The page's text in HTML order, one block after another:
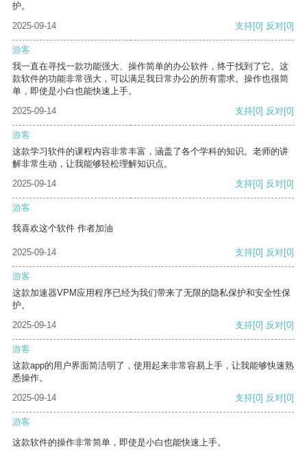
护。
2025-09-14
支持[0] 反对[0]
游客
我一直在寻找一款功能强大、操作简单的办公软件，终于找到了它。这
款软件的功能非常强大，可以满足我日常办公的所有需求。操作也很简
单，即使是小白也能快速上手。
2025-09-14
支持[0] 反对[0]
游客
这款学习软件的课程内容非常丰富，涵盖了各个学科的知识。老师的讲
解非常生动，让我能够轻松理解知识点。
2025-09-14
支持[0] 反对[0]
游客
我喜欢这个软件 作者加油
2025-09-14 支持[0] 反对[0]
游客
这款加速器VPM应用程序已经为我们带来了无限的隐私保护和安全性保
护。
2025-09-14
支持[0] 反对[0]
游客
这款app的用户界面简洁明了，使用起来非常容易上手，让我能够快速熟
悉操作。
2025-09-14
支持[0] 反对[0]
游客
这款软件的操作非常简单，即使是小白也能快速上手。